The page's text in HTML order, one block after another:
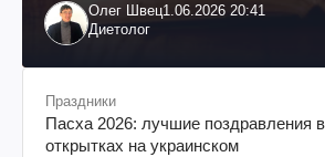
Олег Швец1.06.2026 20:41
Диетолог
Праздники
Пасха 2026: лучшие поздравления
открытках на украинском